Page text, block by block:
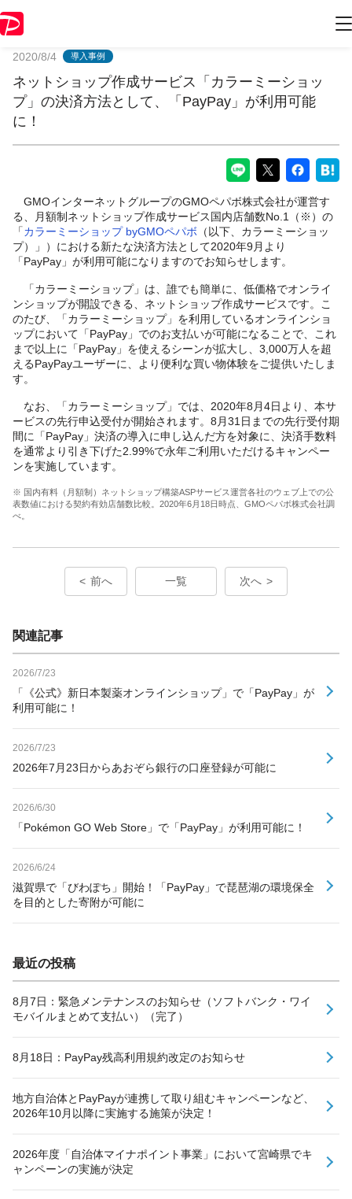
2020/8/4 導入事例
ネットショップ作成サービス「カラーミーショッ
プ」の決済方法として、「PayPay」が利用可能
に！
GMOインターネットグループのGMOペパボ株式会社が運営す
る、月額制ネットショップ作成サービス国内店舗数No.1（※）の
「カラーミーショップ byGMOペパボ （以下、カラーミーショッ
プ）」）における新たな決済方法として2020年9月より
「PayPay」が利用可能になりますのでお知らせします。
「カラーミーショップ」は、誰でも簡単に、低価格でオンライ
ンショップが開設できる、ネットショップ作成サービスです。こ
のたび、「カラーミーショップ」を利用しているオンラインショ
ップにおいて「PayPay」でのお支払いが可能になることで、これ
まで以上に「PayPay」を使えるシーンが拡大し、3,000万人を超
えるPayPayユーザーに、より便利な買い物体験をご提供いたしま
す。
なお、「カラーミーショップ」では、2020年8月4日より、本サ
ービスの先行申込受付が開始されます。8月31日までの先行受付期
間に「PayPay」決済の導入に申し込んだ方を対象に、決済手数料
を通常より引き下げた2.99%で永年ご利用いただけるキャンペー
ンを実施しています。
※ 国内有料（月額制）ネットショップ構築ASPサービス運営各社のウェブ上での公
表数値における契約有効店舗数比較。2020年6月18日時点、GMOペパボ株式会社調
べ。
前へ 一覧 次へ
関連記事
2026/7/23
「《公式》新日本製薬オンラインショップ」で「PayPay」が
利用可能に！
2026/7/23
2026年7月23日からあおぞら銀行の口座登録が可能に
2026/6/30
「Pokémon GO Web Store」で「PayPay」が利用可能に！
2026/6/24
滋賀県で「びわぽち」開始！「PayPay」で琵琶湖の環境保全
を目的とした寄附が可能に
最近の投稿
8月7日：緊急メンテナンスのお知らせ（ソフトバンク・ワイ
モバイルまとめて支払い）（完了）
8月18日：PayPay残高利用規約改定のお知らせ
地方自治体とPayPayが連携して取り組むキャンペーンなど、
2026年10月以降に実施する施策が決定！
2026年度「自治体マイナポイント事業」において宮崎県でキ
ャンペーンの実施が決定